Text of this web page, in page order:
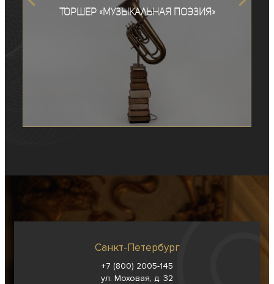
Торшер «Музыкальная поэзия»
Санкт-Петербург
+7 (800) 2005-145
ул. Моховая, д. 32